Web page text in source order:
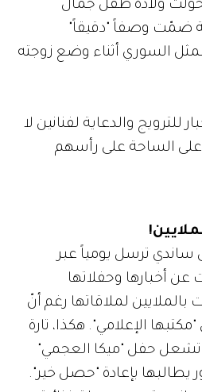
ولادة طفل جمال
ضمّت وصفاً "دقيقاً"
السوري أثناء وضع زوجته
للترويج والدعاية لفنانين لا
على الساحة على رأسهم
ساندي ترسل يومياً عبر
عن أخبارها وحفلاتها
لملاقاتها رغم أنّ
الإعلامي". هكذا، تارة
تشعل حفل "ميكا العجمي"
يطالبها بإعادة "حصل خير".